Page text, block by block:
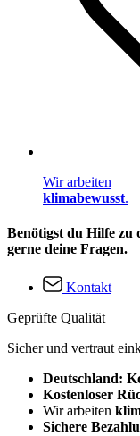
Wir arbeiten
klimabewusst.
Benötigst du Hilfe zu
gerne deine Fragen.
Kontakt
Geprüfte Qualität
Sicher und vertraut
Deutschland:
Kostenloser
Wir arbeiten
Sichere